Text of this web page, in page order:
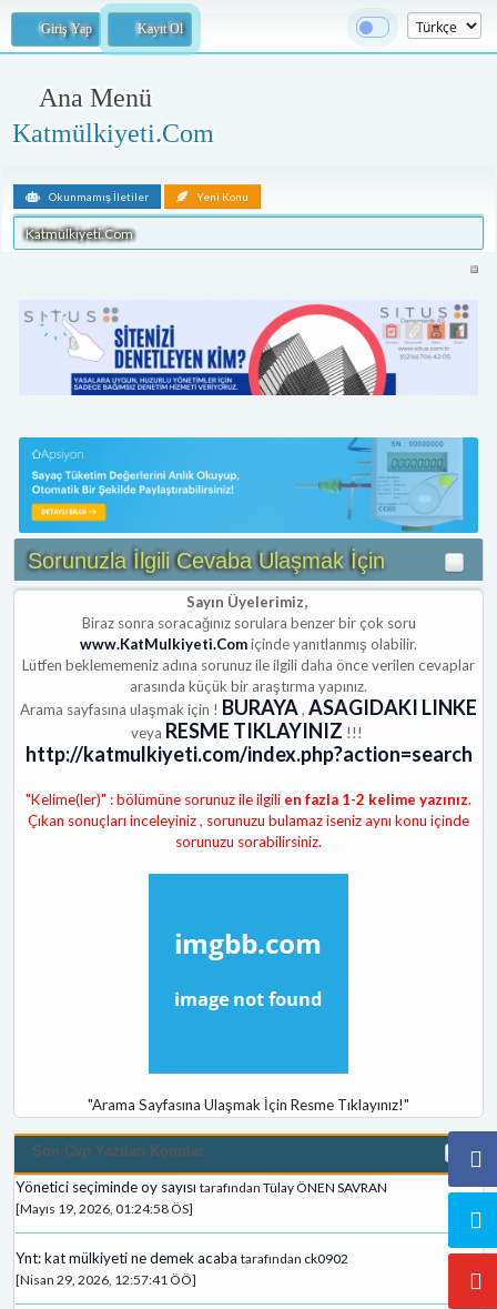
Giriş Yap Kayıt Ol
Ana Menü
Katmülkiyeti.Com
Okunmamış İletiler Yeni Konu
Katmülkiyeti.Com
Sorunuzla İlgili Cevaba Ulaşmak İçin
Sayın Üyelerimiz,
Biraz sonra soracağınız sorulara benzer bir çok soru
www.KatMulkiyeti.Comiçinde yanıtlanmış olabilir.
Lütfen beklememeniz adına sorunuz ile ilgili daha önce verilen cevaplar
arasında küçük bir araştırma yapınız.
Arama sayfasına ulaşmak için ! BURAYA, ASAGIDAKI LINKE
veya RESME TIKLAYINIZ !!!
http://katmulkiyeti.com/index.php?action=search
"Kelime(ler)" : bölümüne sorunuz ile ilgili en fazla 1-2 kelime yazınız.
Çıkan sonuçları inceleyiniz , sorunuzu bulamaz iseniz aynı konu içinde
sorunuzu sorabilirsiniz.
"Arama Sayfasına Ulaşmak İçin Resme Tıklayınız!"
Son Cvp Yazilan Konular
Yönetici seçiminde oy sayısı tarafından Tülay ÖNEN SAVRAN
[Mayıs 19, 2026, 01:24:58 ÖS]
Ynt: kat mülkiyeti ne demek acaba tarafından ck0902
[Nisan 29, 2026, 12:57:41 ÖÖ]